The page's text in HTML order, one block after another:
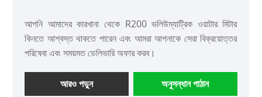
আপনি আমাদের কারখানা থেকে R200 ভলিউম্যাট্রিক ওয়াটার মিটার
কিনতে আশ্বস্ত থাকতে পারেন এবং আমরা আপনাকে সেরা বিক্রয়োত্তর
পরিষেবা এবং সময়মত ডেলিভারি অফার করব।
আরও পড়ুন অনুসন্ধান পাঠান